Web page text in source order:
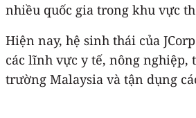
nhiều quốc gia trong khu vực
Hiện nay, hệ sinh thái của
các lĩnh vực y tế, nông nghiệp,
trường Malaysia và tận dụng